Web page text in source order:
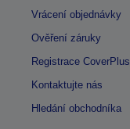
Vrácení objednávky
Ověření záruky
Registrace CoverPlus
Kontaktujte nás
Hledání obchodníka